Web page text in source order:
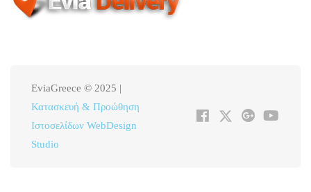
EviaGreece © 2025 |
Κατασκευή & Προώθηση
Ιστοσελίδων WebDesign
Studio